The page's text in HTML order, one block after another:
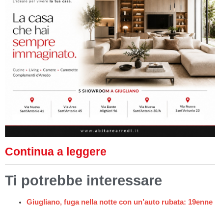
Continua a leggere
Ti potrebbe interessare
Giugliano, fuga nella notte con un’auto rubata: 19enne